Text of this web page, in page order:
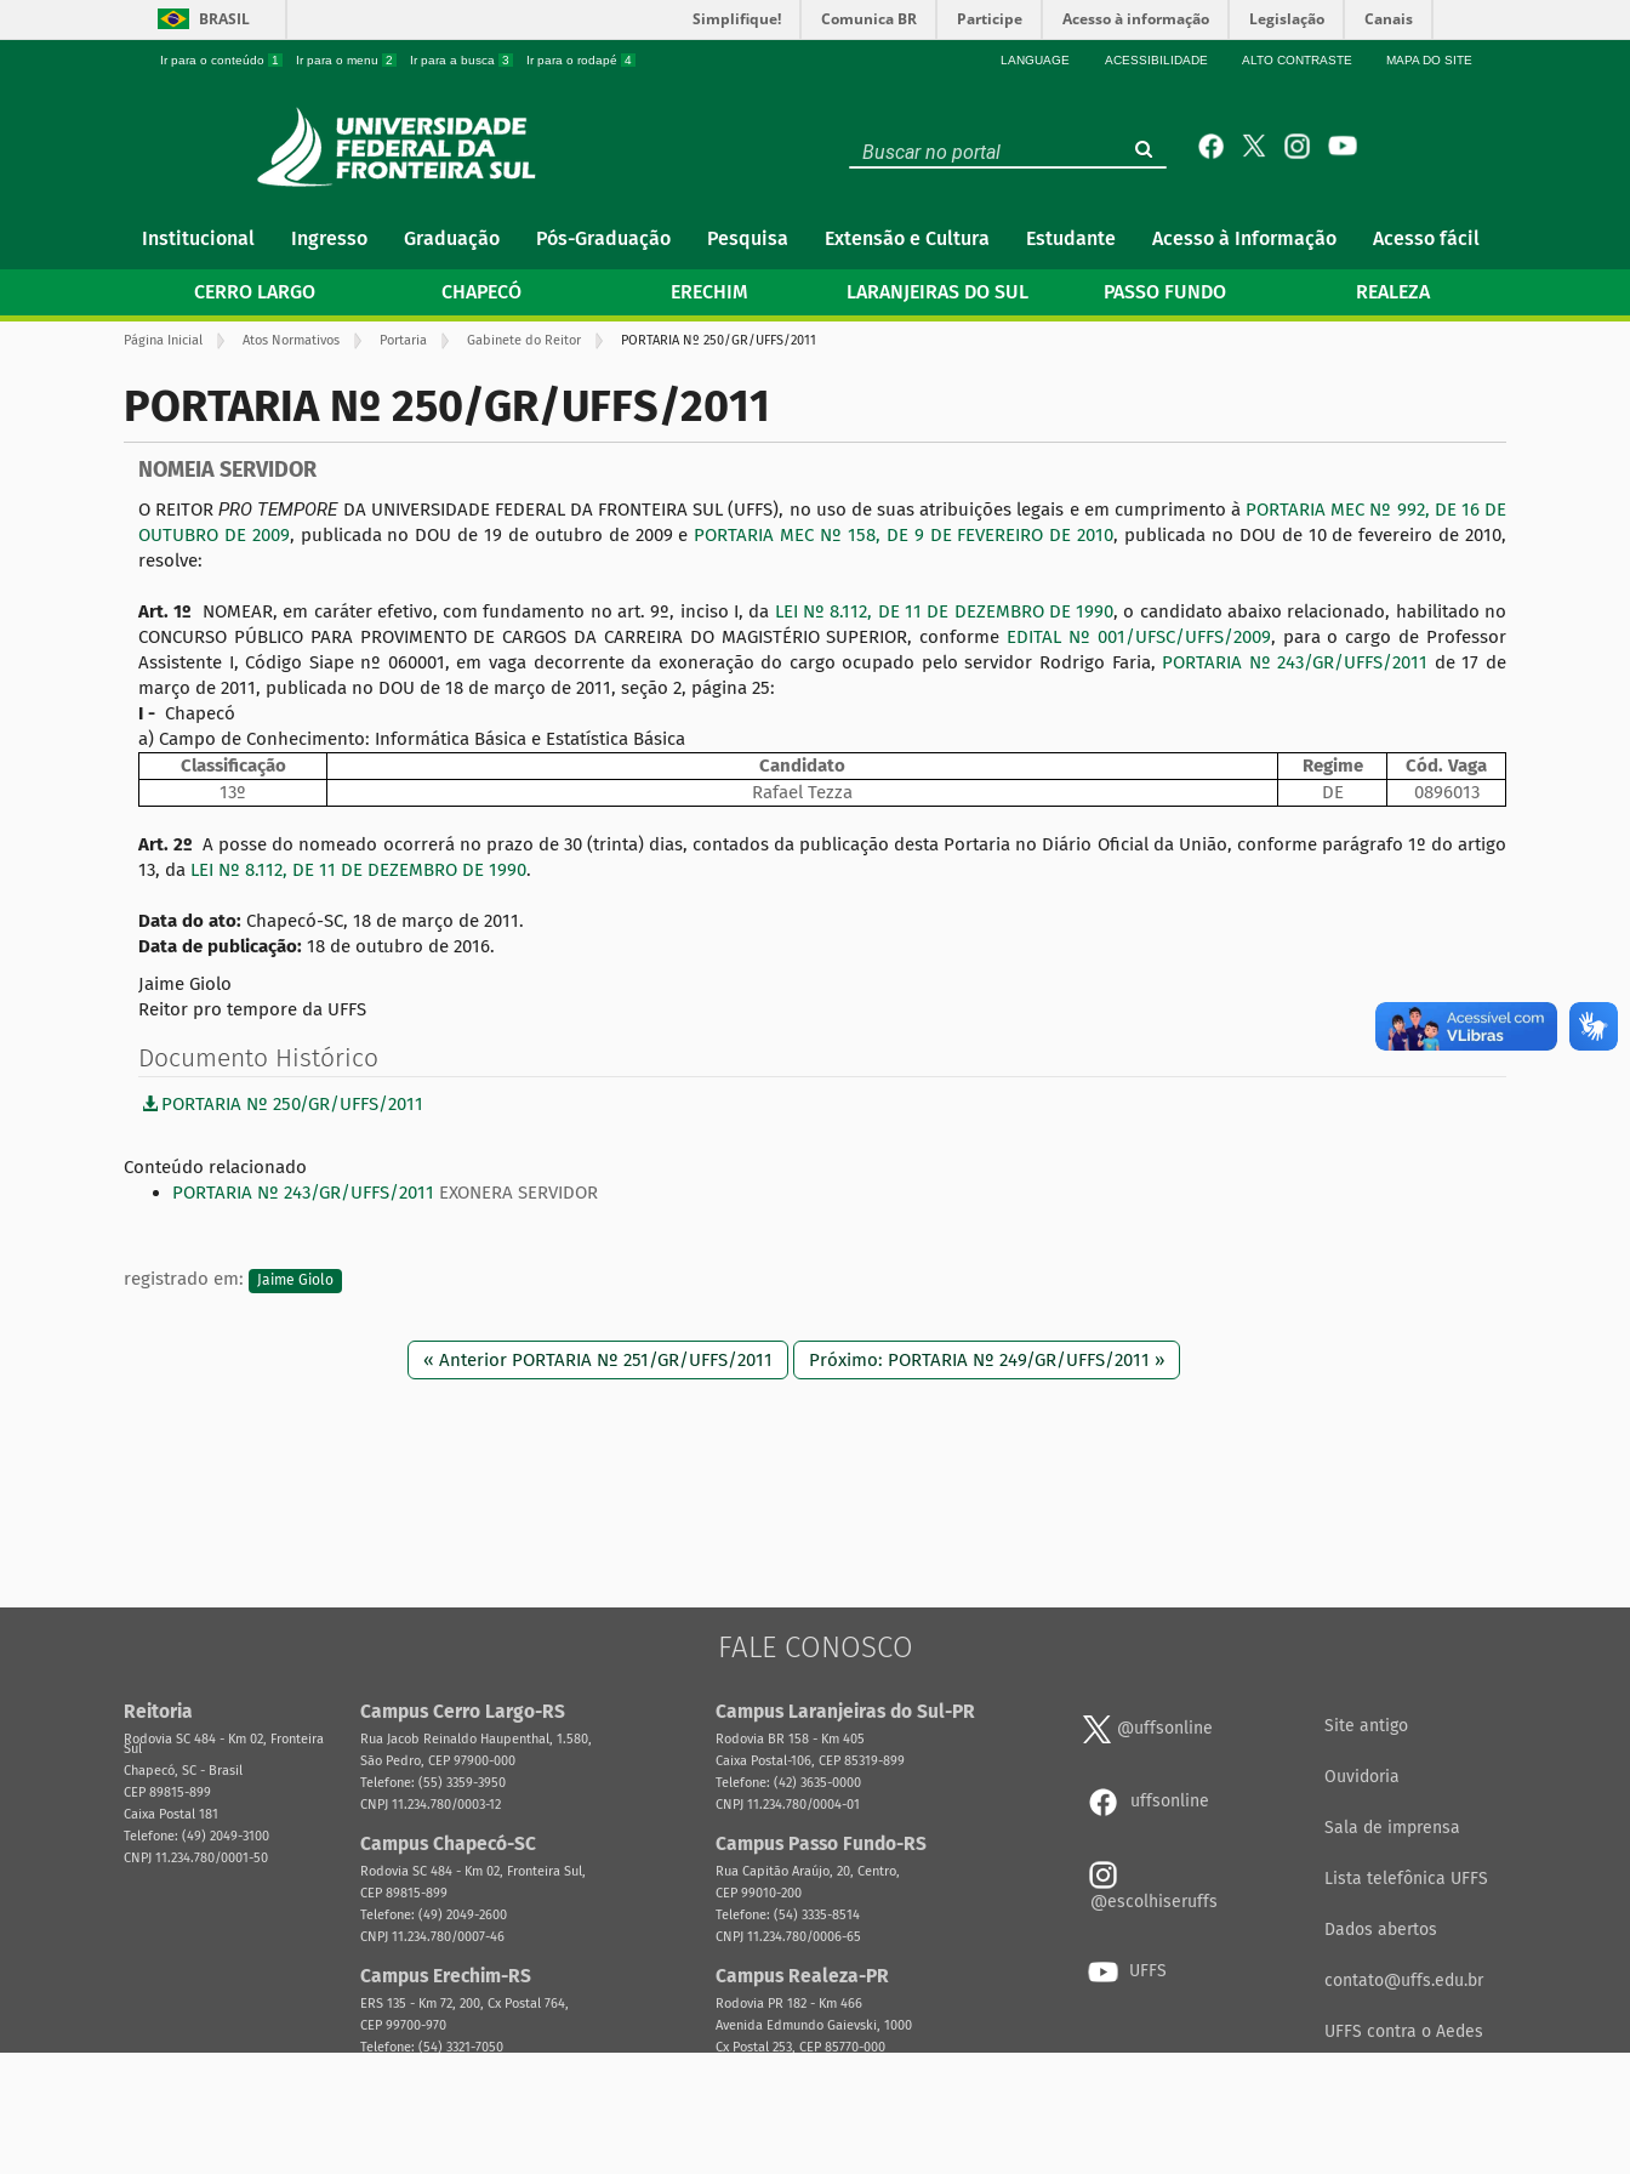
BRASIL Simplifique! Comunica BR Participe Acesso à informação Legislação Canais
Ir para o conteúdo 1 Ir para o menu 2 Ir para a busca 3 Ir para o rodapé 4 LANGUAGE ACESSIBILIDADE ALTO CONTRASTE MAPA DO SITE
v
g
Institucional Ingresso Graduação Pós-Graduação Pesquisa Extensão e Cultura Estudante Acesso à Informação Acesso fácil
CERRO LARGO CHAPECÓ ERECHIM LARANJEIRAS DO SUL PASSO FUNDO REALEZA
V
ê
t
Página Inicial Atos Normativos Portaria Gabinete do Reitor PORTARIA Nº 250/GR/UFFS/2011
PORTARIA Nº 250/GR/UFFS/2011
NOMEIA SERVIDOR
O REITORPRO TEMPORE DA UNIVERSIDADE FEDERAL DA FRONTEIRA SUL (UFFS), no uso de suas atribuições legais e em cumprimento à PORTARIA MEC Nº 992, DE 16 DE
OUTUBRO DE 2009, publicada no DOU de 19 de outubro de 2009 e PORTARIA MEC Nº 158, DE 9 DE FEVEREIRO DE 2010, publicada no DOU de 10 de fevereiro de 2010,
resolve:
Art. 1º NOMEAR, em caráter efetivo, com fundamento no art. 9º, inciso I, da LEI Nº 8.112, DE 11 DE DEZEMBRO DE 1990, o candidato abaixo relacionado, habilitado no
CONCURSO PÚBLICO PARA PROVIMENTO DE CARGOS DA CARREIRA DO MAGISTÉRIO SUPERIOR, conforme EDITAL Nº 001/UFSC/UFFS/2009, para o cargo de Professor
Assistente I, Código Siape nº 060001, em vaga decorrente da exoneração do cargo ocupado pelo servidor Rodrigo Faria, PORTARIA Nº 243/GR/UFFS/2011 de 17 de
março de 2011, publicada no DOU de 18 de março de 2011, seção 2, página 25:
I - Chapecó
a) Campo de Conhecimento: Informática Básica e Estatística Básica
Classificação
Candidato Regime
Cód. Vaga
13º
Rafael Tezza DE 0896013
Art. 2º A posse do nomeado ocorrerá no prazo de 30 (trinta) dias, contados da publicação desta Portaria no Diário Oficial da União, conforme parágrafo 1º do artigo
13, da LEI Nº 8.112, DE 11 DE DEZEMBRO DE 1990.
Data do ato: Chapecó-SC, 18 de março de 2011.
Data de publicação: 18 de outubro de 2016.
Jaime Giolo
Reitor pro tempore da UFFS
Documento Histórico
PORTARIA Nº 250/GR/UFFS/2011
Conteúdo relacionado
PORTARIA Nº 243/GR/UFFS/2011 EXONERA SERVIDOR
registrado em: Jaime Giolo
« Anterior PORTARIA Nº 251/GR/UFFS/2011 Próximo: PORTARIA Nº 249/GR/UFFS/2011 »
FALE CONOSCO
Reitoria
Rodovia SC 484 - Km 02, Fronteira
Sul
Chapecó, SC - Brasil
CEP 89815-899
Caixa Postal 181
Telefone: (49) 2049-3100
CNPJ 11.234.780/0001-50
Campus Cerro Largo-RS
Rua Jacob Reinaldo Haupenthal, 1.580,
São Pedro, CEP 97900-000
Telefone: (55) 3359-3950
CNPJ 11.234.780/0003-12
Campus Chapecó-SC
Rodovia SC 484 - Km 02, Fronteira Sul,
CEP 89815-899
Telefone: (49) 2049-2600
CNPJ 11.234.780/0007-46
Campus Erechim-RS
ERS 135 - Km 72, 200, Cx Postal 764,
CEP 99700-970
Telefone: (54) 3321-7050
Campus Laranjeiras do Sul-PR
Rodovia BR 158 - Km 405
Caixa Postal-106, CEP 85319-899
Telefone: (42) 3635-0000
CNPJ 11.234.780/0004-01
Campus Passo Fundo-RS
Rua Capitão Araújo, 20, Centro,
CEP 99010-200
Telefone: (54) 3335-8514
CNPJ 11.234.780/0006-65
Campus Realeza-PR
Rodovia PR 182 - Km 466
Avenida Edmundo Gaievski, 1000
Cx Postal 253, CEP 85770-000
@uffsonline
uffsonline
@escolhiseruffs
UFFS
Site antigo
Ouvidoria
Sala de imprensa
Lista telefônica UFFS
Dados abertos
contato@uffs.edu.br
UFFS contra o Aedes